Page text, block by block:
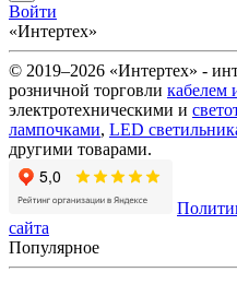
Войти
«Интертех»
© 2019–2026 «Интертех» -
розничной торговли кабелем
электротехническими и
лампочками, LED
другими товарами.
сайта
Популярное